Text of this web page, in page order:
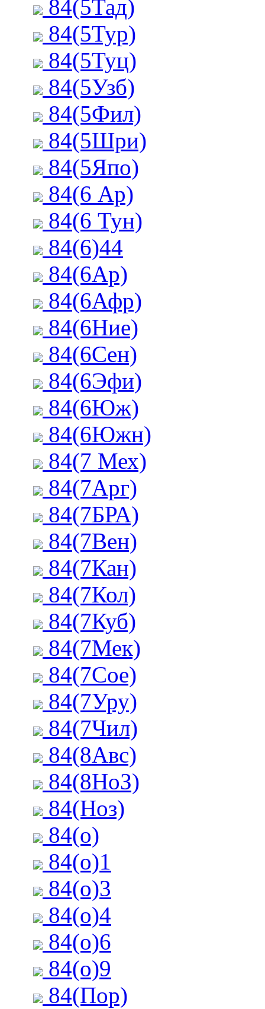
84(5Тад)
84(5Тур)
84(5Туц)
84(5Узб)
84(5Фил)
84(5Шри)
84(5Япо)
84(6 Ар)
84(6 Тун)
84(6)44
84(6Ар)
84(6Афр)
84(6Ние)
84(6Сен)
84(6Эфи)
84(6Юж)
84(6Южн)
84(7 Мех)
84(7Арг)
84(7БРА)
84(7Вен)
84(7Кан)
84(7Кол)
84(7Куб)
84(7Мек)
84(7Сое)
84(7Уру)
84(7Чил)
84(8Авс)
84(8НоЗ)
84(Ноз)
84(о)
84(о)1
84(о)3
84(о)4
84(о)6
84(о)9
84(Пор)